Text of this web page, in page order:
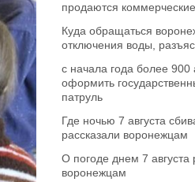
продаются
Куда обращаться
отключения воды,
с начала года более 900
оформить
патруль
Где ночью 7 августа
рассказали воронежцам
О погоде днем 7 августа
воронежцам